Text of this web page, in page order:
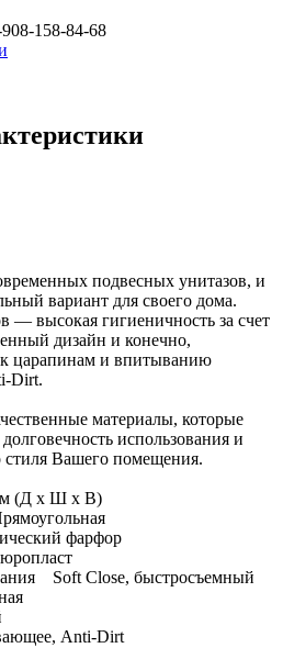
158-84-68
подвесных унитазов, и
вариант для своего дома.
— высокая гигиеничность за счет
дизайн и конечно,
к царапинам и впитыванию
Dirt.
материалы, которые
использования и
стиля Вашего помещения.
(Д х Ш х В)
фарфор
Soft Close, быстросъемный
Anti-Dirt